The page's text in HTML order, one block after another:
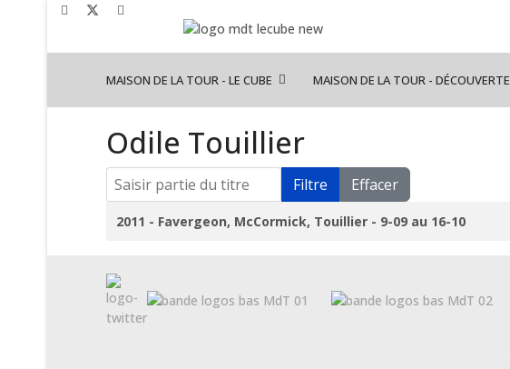
MAISON DE LA TOUR - LE CUBE MAISON DE LA TOUR - DÉCOUVERTE
Odile Touillier
Saisir partie du titre Filtre Effacer
Titre
2011 - Favergeon, McCormick, Touillier - 9-09 au 16-10